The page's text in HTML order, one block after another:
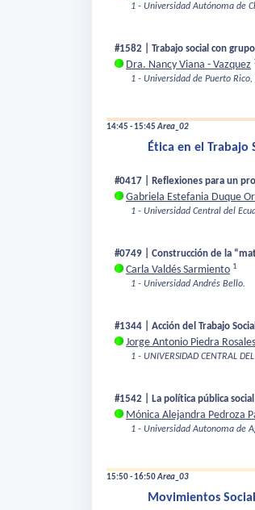
1 - Universidad Autónoma de
#1582 | Trabajo social con
Dra. Nancy Viana - Vazquez
1 - Universidad de Puerto
14:45 - 15:45Area_02
Ética en el Trabajo
#0417 | Reflexiones para un
Gabriela Estefania Duque
1 - Universidad Central del
#0749 | Construcción de la
Carla Valdés Sarmiento 1
1 - Universidad Andrés Bello.
#1344 | Acción del Trabajo
Jorge Antonio Piedra Rosales
1 - UNIVERSIDAD CENTRAL
#1542 | La política pública
Mónica Alejandra Pedroza
1 - Universidad Autonoma de
15:50 - 16:50Area_03
Movimientos